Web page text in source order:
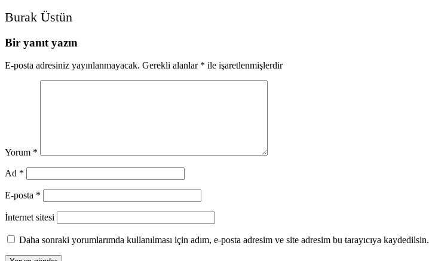
Burak Üstün
Bir yanıt yazın
E-posta adresiniz yayınlanmayacak. Gerekli alanlar * ile işaretlenmişlerdir
Yorum *
Ad *
E-posta *
İnternet sitesi
Daha sonraki yorumlarımda kullanılması için adım, e-posta adresim ve site adresim bu tarayıcıya kaydedilsin.